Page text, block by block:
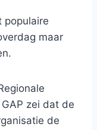
populaire
maar
zei dat de
de